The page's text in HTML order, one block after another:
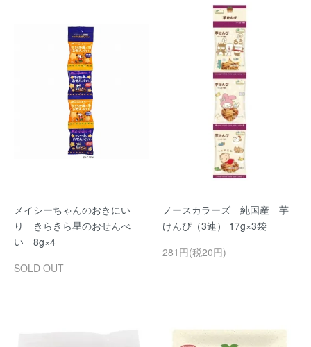
メイシーちゃんのおきにい
り きらきら星のおせんべ
い 8g×4
SOLD OUT
ノースカラーズ 純国産 芋
けんぴ（3連） 17g×3袋
281円(税20円)